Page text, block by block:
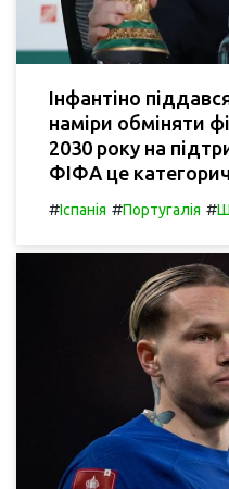
Інфантіно
наміри обміняти
2030 року на
ФІФА це
#Іспанія #Португалія #